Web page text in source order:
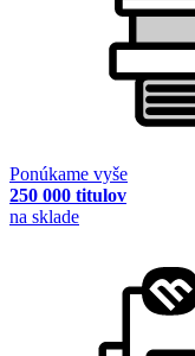
Ponúkame vyše
250 000 titulov
na sklade